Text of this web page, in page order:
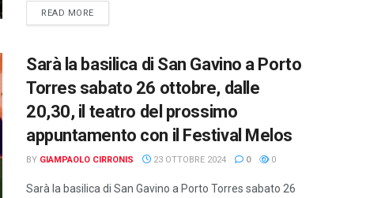
READ MOREDETAILS
Sarà la basilica di San Gavino a Porto
Torres sabato 26 ottobre, dalle
20,30, il teatro del prossimo
appuntamento con il Festival Melos
BY GIAMPAOLO CIRRONIS 23 OTTOBRE 2024 0 0
Sarà la basilica di San Gavino a Porto Torres sabato 26